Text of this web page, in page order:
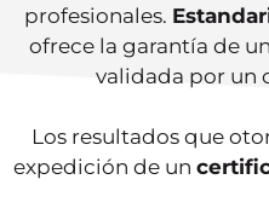
profesionales.
ofrece la garantía de
validada por un
Los resultados que
expedición de un